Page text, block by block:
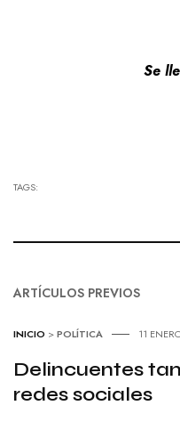
Se
TAGS:
ARTÍCULOS PREVIOS
INICIO >POLÍTICA 11
Delincuentes
redes sociales